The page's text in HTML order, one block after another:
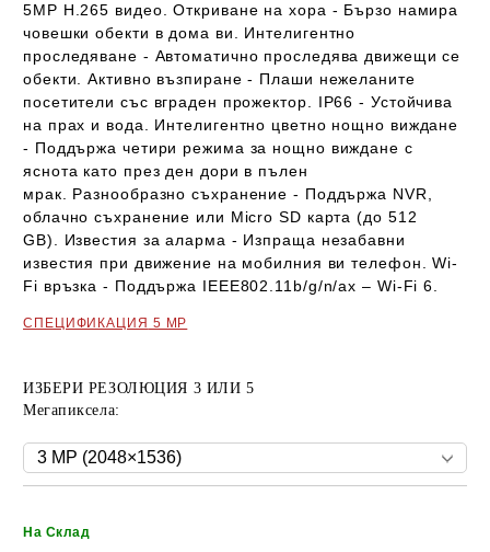
5MP H.265 видео.Откриване на хора - Бързо намира
човешки обекти в дома ви. Интелигентно
проследяване - Автоматично проследява движещи се
обекти.Активно възпиране - Плаши нежеланите
посетители със вграден прожектор. IP66 - Устойчива
на прах и вода. Интелигентно цветно нощно виждане
- Поддържа четири режима за нощно виждане с
яснота като през ден дори в пълен
мрак. Разнообразно съхранение - Поддържа NVR,
облачно съхранение или Micro SD карта (до 512
GB). Известия за аларма - Изпраща незабавни
известия при движение на мобилния ви телефон.Wi-
Fi връзка - Поддържа IEEE802.11b/g/n/ax – Wi-Fi 6.
СПЕЦИФИКАЦИЯ 5 MP
ИЗБЕРИ РЕЗОЛЮЦИЯ 3 ИЛИ 5
Мегапиксела:
На Склад